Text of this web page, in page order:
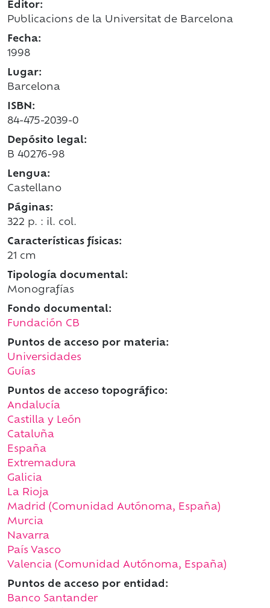
Editor:
Publicacions de la Universitat de Barcelona
Fecha:
1998
Lugar:
Barcelona
ISBN:
84-475-2039-0
Depósito legal:
B 40276-98
Lengua:
Castellano
Páginas:
322 p. : il. col.
Características físicas:
21 cm
Tipología documental:
Monografías
Fondo documental:
Fundación CB
Puntos de acceso por materia:
Universidades
Guías
Puntos de acceso topográfico:
Andalucía
Castilla y León
Cataluña
España
Extremadura
Galicia
La Rioja
Madrid (Comunidad Autónoma, España)
Murcia
Navarra
País Vasco
Valencia (Comunidad Autónoma, España)
Puntos de acceso por entidad:
Banco Santander